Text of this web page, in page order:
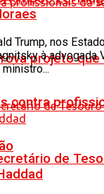
projeto que
contra
Trump, nos
à advogada
de